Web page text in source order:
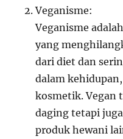
Veganisme:
Veganisme
yang
dari diet dan
dalam
kosmetik. Vegan
daging tetapi
produk hewani